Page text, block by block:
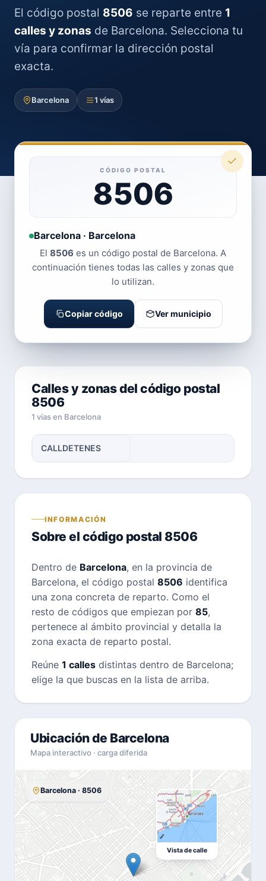
El código postal 8506 se reparte entre 1
calles y zonas de Barcelona. Selecciona tu
vía para confirmar la dirección postal
exacta.
Barcelona 1 vías
CÓDIGO POSTAL
8506
Barcelona · Barcelona
El 8506 es un código postal de Barcelona. A
continuación tienes todas las calles y zonas que
lo utilizan.
Copiar código Ver municipio
Calles y zonas del código postal
8506
1 vías en Barcelona
CALLDETENES
INFORMACIÓN
Sobre el código postal 8506
Dentro de Barcelona, en la provincia de
Barcelona, el código postal 8506 identifica
una zona concreta de reparto. Como el
resto de códigos que empiezan por 85,
pertenece al ámbito provincial y detalla la
zona exacta de reparto postal.
Reúne 1 calles distintas dentro de Barcelona;
elige la que buscas en la lista de arriba.
Ubicación de Barcelona
Mapa interactivo · carga diferida
Barcelona · 8506
Vista de calle